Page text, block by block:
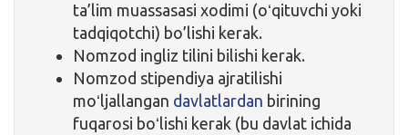
ta’lim muassasasi xodimi (oʻqituvchi yoki
tadqiqotchi) bo’lishi kerak.
Nomzod ingliz tilini bilishi kerak.
Nomzod stipendiya ajratilishi
moʻljallangan davlatlardan birining
fuqarosi boʻlishi kerak (bu davlat ichida